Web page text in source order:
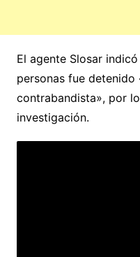
El agente Slosar
personas fue detenido
contrabandista», por
investigación.